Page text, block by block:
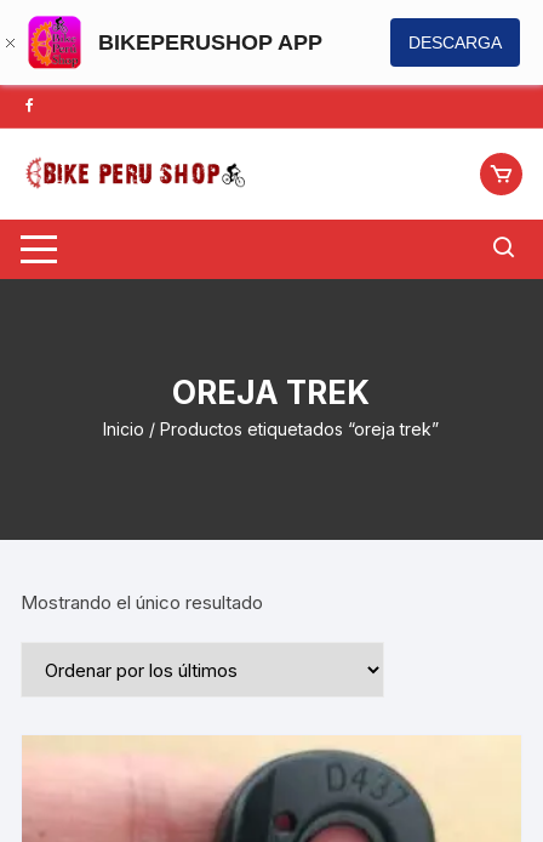
BIKEPERUSHOP APP DESCARGA
Saltar
al
contenido
OREJA TREK
Inicio / Productos etiquetados “oreja trek”
Mostrando el único resultado